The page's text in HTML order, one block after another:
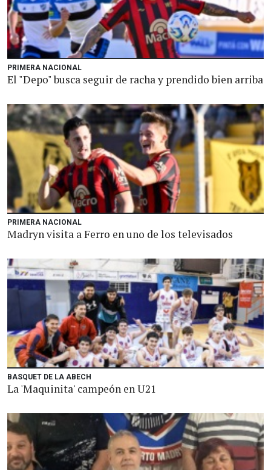
PRIMERA NACIONAL
El "Depo" busca seguir de racha y prendido bien arriba
PRIMERA NACIONAL
Madryn visita a Ferro en uno de los televisados
BASQUET DE LA ABECH
La 'Maquinita' campeón en U21